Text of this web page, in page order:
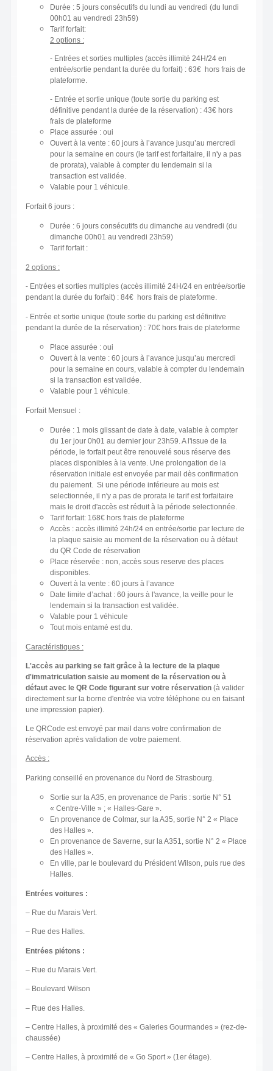
Durée : 5 jours consécutifs du lundi au vendredi (du lundi
00h01 au vendredi 23h59)
Tarif forfait:
2 options :
- Entrées et sorties multiples (accès illimité 24H/24 en
entrée/sortie pendant la durée du forfait) : 63€ hors frais de
plateforme.
- Entrée et sortie unique (toute sortie du parking est
définitive pendant la durée de la réservation) : 43€ hors
frais de plateforme
Place assurée : oui
Ouvert à la vente : 60 jours à l’avance jusqu’au mercredi
pour la semaine en cours (le tarif est forfaitaire, il n'y a pas
de prorata), valable à compter du lendemain si la
transaction est validée.
Valable pour 1 véhicule.
Forfait 6 jours :
Durée : 6 jours consécutifs du dimanche au vendredi (du
dimanche 00h01 au vendredi 23h59)
Tarif forfait :
2 options :
- Entrées et sorties multiples (accès illimité 24H/24 en entrée/sortie
pendant la durée du forfait) : 84€ hors frais de plateforme.
- Entrée et sortie unique (toute sortie du parking est définitive
pendant la durée de la réservation) : 70€ hors frais de plateforme
Place assurée : oui
Ouvert à la vente : 60 jours à l’avance jusqu’au mercredi
pour la semaine en cours, valable à compter du lendemain
si la transaction est validée.
Valable pour 1 véhicule.
Forfait Mensuel :
Durée : 1 mois glissant de date à date, valable à compter
du 1er jour 0h01 au dernier jour 23h59. A l'issue de la
période, le forfait peut être renouvelé sous réserve des
places disponibles à la vente. Une prolongation de la
réservation initiale est envoyée par mail dès confirmation
du paiement. Si une période inférieure au mois est
selectionnée, il n'y a pas de prorata le tarif est forfaitaire
mais le droit d'accès est réduit à la période selectionnée.
Tarif forfait: 168€ hors frais de plateforme
Accès : accès illimité 24h/24 en entrée/sortie par lecture de
la plaque saisie au moment de la réservation ou à défaut
du QR Code de réservation
Place réservée : non, accès sous reserve des places
disponibles.
Ouvert à la vente : 60 jours à l’avance
Date limite d’achat : 60 jours à l'avance, la veille pour le
lendemain si la transaction est validée.
Valable pour 1 véhicule
Tout mois entamé est du.
Caractéristiques :
L'accès au parking se fait grâce à la lecture de la plaque
d'immatriculation saisie au moment de la réservation ou à
défaut avec le QR Code figurant sur votre réservation (à valider
directement sur la borne d'entrée via votre téléphone ou en faisant
une impression papier).
Le QRCode est envoyé par mail dans votre confirmation de
réservation après validation de votre paiement.
Accès :
Parking conseillé en provenance du Nord de Strasbourg.
Sortie sur la A35, en provenance de Paris : sortie N° 51
« Centre-Ville » ; « Halles-Gare ».
En provenance de Colmar, sur la A35, sortie N° 2 « Place
des Halles ».
En provenance de Saverne, sur la A351, sortie N° 2 « Place
des Halles ».
En ville, par le boulevard du Président Wilson, puis rue des
Halles.
Entrées voitures :
– Rue du Marais Vert.
– Rue des Halles.
Entrées piétons :
– Rue du Marais Vert.
– Boulevard Wilson
– Rue des Halles.
– Centre Halles, à proximité des « Galeries Gourmandes » (rez-de-
chaussée)
– Centre Halles, à proximité de « Go Sport » (1er étage).